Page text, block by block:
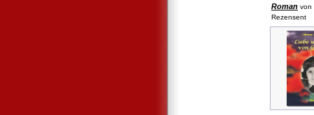
Roman von
Rezensent